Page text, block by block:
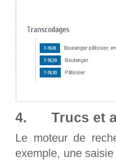
4. Trucs et
Le moteur de
exemple, une